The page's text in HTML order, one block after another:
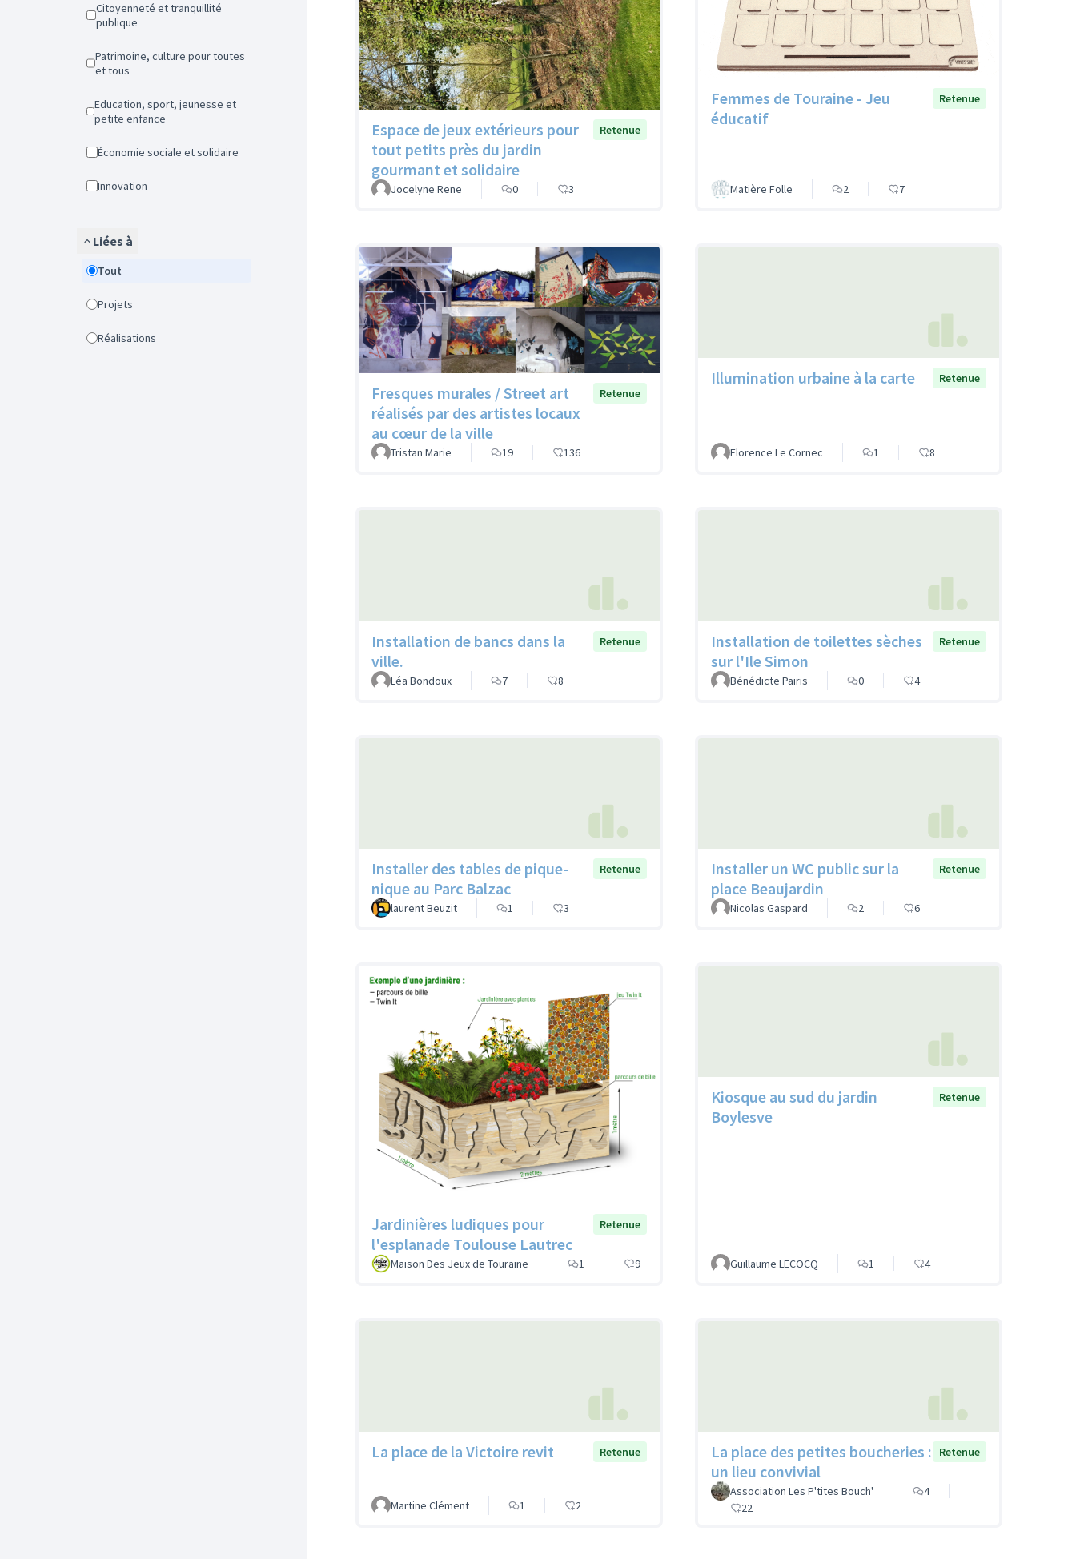
Citoyenneté et tranquillité
publique
Patrimoine, culture pour toutes
et tous
Education, sport, jeunesse et
petite enfance
Économie sociale et solidaire
Innovation
Liées à
Tout
Projets
Réalisations
Espace de jeux extérieurs pour
tout petits près du jardin
gourmant et solidaire
Retenue
Jocelyne Rene 0 3
Femmes de Touraine - Jeu
éducatif
Retenue
Matière Folle 2 7
Fresques murales / Street art
réalisés par des artistes locaux
au cœur de la ville
Retenue
Tristan Marie 19 136
Illumination urbaine à la carte Retenue
Florence Le Cornec 1 8
Installation de bancs dans la
ville.
Retenue
Léa Bondoux 7 8
Installation de toilettes sèches
sur l'Ile Simon
Retenue
Bénédicte Pairis 0 4
Installer des tables de pique-
nique au Parc Balzac
Retenue
laurent Beuzit 1 3
Installer un WC public sur la
place Beaujardin
Retenue
Nicolas Gaspard 2 6
Jardinières ludiques pour
l'esplanade Toulouse Lautrec
Retenue
Maison Des Jeux de Touraine 1 9
Kiosque au sud du jardin
Boylesve
Retenue
Guillaume LECOCQ 1 4
La place de la Victoire revit Retenue
Martine Clément 1 2
La place des petites boucheries :
un lieu convivial
Retenue
Association Les P'tites Bouch'
4
22